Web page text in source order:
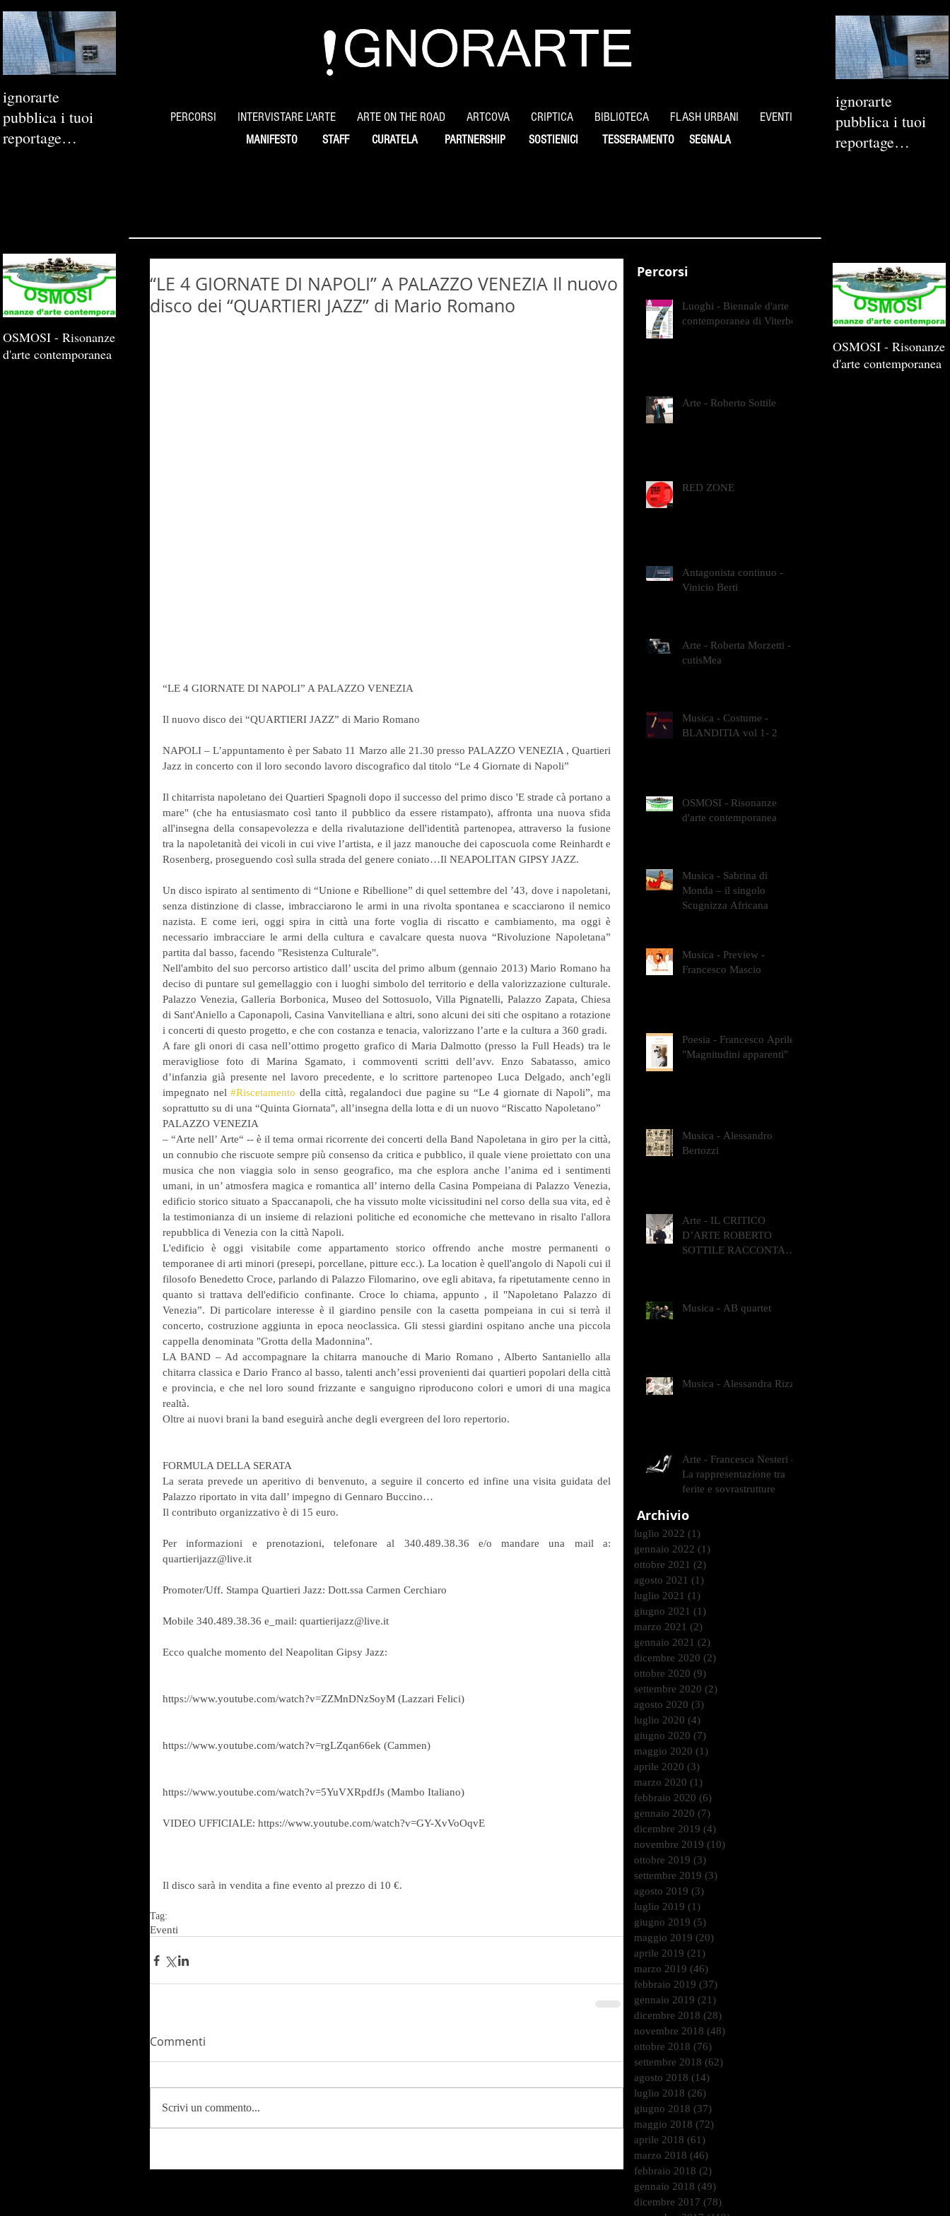
ignorarte
pubblica i tuoi
reportage
PERCORSI INTERVISTARE L'ARTE ARTE ON THE ROAD ARTCOVA CRIPTICA BIBLIOTECA FLASH URBANI EVENTI
MANIFESTO STAFF CURATELA PARTNERSHIP SOSTIENICI SEGNALA
TESSERAMENTO
ignorarte
pubblica i tuoi
reportage
“LE 4 GIORNATE DI NAPOLI” A PALAZZO VENEZIA Il nuovo
disco dei “QUARTIERI JAZZ” di Mario Romano
“LE 4 GIORNATE DI NAPOLI” A PALAZZO VENEZIA
Il nuovo disco dei “QUARTIERI JAZZ” di Mario Romano
NAPOLI – L’appuntamento è per Sabato 11 Marzo alle 21.30 presso PALAZZO VENEZIA , Quartieri
Jazz in concerto con il loro secondo lavoro discografico dal titolo “Le 4 Giornate di Napoli”
Il chitarrista napoletano dei Quartieri Spagnoli dopo il successo del primo disco 'E strade cà portano a
mare" (che ha entusiasmato così tanto il pubblico da essere ristampato), affronta una nuova sfida
all'insegna della consapevolezza e della rivalutazione dell'identità partenopea, attraverso la fusione
tra la napoletanità dei vicoli in cui vive l’artista, e il jazz manouche dei caposcuola come Reinhardt e
Rosenberg, proseguendo così sulla strada del genere coniato…Il NEAPOLITAN GIPSY JAZZ.
Un disco ispirato al sentimento di “Unione e Ribellione” di quel settembre del ’43, dove i napoletani,
senza distinzione di classe, imbracciarono le armi in una rivolta spontanea e scacciarono il nemico
nazista. E come ieri, oggi spira in città una forte voglia di riscatto e cambiamento, ma oggi è
necessario imbracciare le armi della cultura e cavalcare questa nuova “Rivoluzione Napoletana”
partita dal basso, facendo "Resistenza Culturale".
Nell'ambito del suo percorso artistico dall’ uscita del primo album (gennaio 2013) Mario Romano ha
deciso di puntare sul gemellaggio con i luoghi simbolo del territorio e della valorizzazione culturale.
Palazzo Venezia, Galleria Borbonica, Museo del Sottosuolo, Villa Pignatelli, Palazzo Zapata, Chiesa
di Sant'Aniello a Caponapoli, Casina Vanvitelliana e altri, sono alcuni dei siti che ospitano a rotazione
i concerti di questo progetto, e che con costanza e tenacia, valorizzano l’arte e la cultura a 360 gradi.
A fare gli onori di casa nell’ottimo progetto grafico di Maria Dalmotto (presso la Full Heads) tra le
meravigliose foto di Marina Sgamato, i commoventi scritti dell’avv. Enzo Sabatasso, amico
d’infanzia già presente nel lavoro precedente, e lo scrittore partenopeo Luca Delgado, anch’egli
impegnato nel #Riscetamento della città, regalandoci due pagine su “Le 4 giornate di Napoli”, ma
soprattutto su di una “Quinta Giornata", all’insegna della lotta e di un nuovo “Riscatto Napoletano”
PALAZZO VENEZIA
– “Arte nell’ Arte“ -- è il tema ormai ricorrente dei concerti della Band Napoletana in giro per la città,
un connubio che riscuote sempre più consenso da critica e pubblico, il quale viene proiettato con una
musica che non viaggia solo in senso geografico, ma che esplora anche l’anima ed i sentimenti
umani, in un’ atmosfera magica e romantica all’ interno della Casina Pompeiana di Palazzo Venezia,
edificio storico situato a Spaccanapoli, che ha vissuto molte vicissitudini nel corso della sua vita, ed è
la testimonianza di un insieme di relazioni politiche ed economiche che mettevano in risalto l'allora
repubblica di Venezia con la città Napoli.
L'edificio è oggi visitabile come appartamento storico offrendo anche mostre permanenti o
temporanee di arti minori (presepi, porcellane, pitture ecc.). La location è quell'angolo di Napoli cui il
filosofo Benedetto Croce, parlando di Palazzo Filomarino, ove egli abitava, fa ripetutamente cenno in
quanto si trattava dell'edificio confinante. Croce lo chiama, appunto , il "Napoletano Palazzo di
Venezia”. Di particolare interesse è il giardino pensile con la casetta pompeiana in cui si terrà il
concerto, costruzione aggiunta in epoca neoclassica. Gli stessi giardini ospitano anche una piccola
cappella denominata "Grotta della Madonnina".
LA BAND – Ad accompagnare la chitarra manouche di Mario Romano , Alberto Santaniello alla
chitarra classica e Dario Franco al basso, talenti anch’essi provenienti dai quartieri popolari della città
e provincia, e che nel loro sound frizzante e sanguigno riproducono colori e umori di una magica
realtà.
Oltre ai nuovi brani la band eseguirà anche degli evergreen del loro repertorio.
FORMULA DELLA SERATA
La serata prevede un aperitivo di benvenuto, a seguire il concerto ed infine una visita guidata del
Palazzo riportato in vita dall’ impegno di Gennaro Buccino…
Il contributo organizzativo è di 15 euro.
Per informazioni e prenotazioni, telefonare al 340.489.38.36 e/o mandare una mail a:
quartierijazz@live.it
Promoter/Uff. Stampa Quartieri Jazz: Dott.ssa Carmen Cerchiaro
Mobile 340.489.38.36 e_mail: quartierijazz@live.it
Ecco qualche momento del Neapolitan Gipsy Jazz:
https://www.youtube.com/watch?v=ZZMnDNzSoyM (Lazzari Felici)
https://www.youtube.com/watch?v=rgLZqan66ek (Cammen)
https://www.youtube.com/watch?v=5YuVXRpdfJs (Mambo Italiano)
VIDEO UFFICIALE: https://www.youtube.com/watch?v=GY-XvVoOqvE
Il disco sarà in vendita a fine evento al prezzo di 10 €.
Tag:
Eventi
Commenti
Scrivi un commento...
Percorsi
Luoghi - Biennale d'arte
contemporanea di Viterbo
Arte - Roberto Sottile
RED ZONE
Antagonista continuo -
Vinicio Berti
Arte - Roberta Morzetti -
cutisMea
Musica - Costume -
BLANDITIA vol 1- 2
OSMOSI - Risonanze
d'arte contemporanea
Musica - Sabrina di
Monda – il singolo
Scugnizza Africana
Musica - Preview -
Francesco Mascio
Poesia - Francesco Aprile -
"Magnitudini apparenti"
Musica - Alessandro
Bertozzi
Arte - IL CRITICO
D’ARTE ROBERTO
SOTTILE RACCONTA
Musica - AB quartet
Musica - Alessandra Rizzo
Arte - Francesca Nesteri -
La rappresentazione tra
ferite e sovrastrutture
Archivio
luglio 2022 (1)
gennaio 2022 (1)
ottobre 2021 (2)
agosto 2021 (1)
luglio 2021 (1)
giugno 2021 (1)
marzo 2021 (2)
gennaio 2021 (2)
dicembre 2020 (2)
ottobre 2020 (9)
settembre 2020 (2)
agosto 2020 (3)
luglio 2020 (4)
giugno 2020 (7)
maggio 2020 (1)
aprile 2020 (3)
marzo 2020 (1)
febbraio 2020 (6)
gennaio 2020 (7)
dicembre 2019 (4)
novembre 2019 (10)
ottobre 2019 (3)
settembre 2019 (3)
agosto 2019 (3)
luglio 2019 (1)
giugno 2019 (5)
maggio 2019 (20)
aprile 2019 (21)
marzo 2019 (46)
febbraio 2019 (37)
gennaio 2019 (21)
dicembre 2018 (28)
novembre 2018 (48)
ottobre 2018 (76)
settembre 2018 (62)
agosto 2018 (14)
luglio 2018 (26)
giugno 2018 (37)
maggio 2018 (72)
aprile 2018 (61)
marzo 2018 (46)
febbraio 2018 (2)
gennaio 2018 (49)
dicembre 2017 (78)
OSMOSI - Risonanze
d'arte contemporanea
OSMOSI - Risonanze
d'arte contemporanea